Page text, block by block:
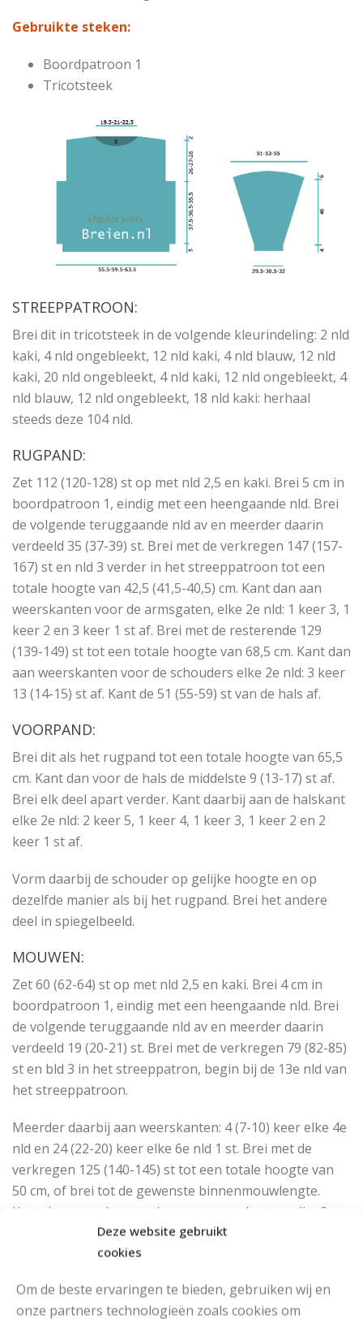
Deze website gebruikt
cookies
Om de beste ervaringen te bieden, gebruiken wij en
onze partners technologieën zoals cookies om
Gebruikte steken:
Boordpatroon 1
Tricotsteek
STREEPPATROON:
Brei dit in tricotsteek in de volgende kleurindeling: 2 nld
kaki, 4 nld ongebleekt, 12 nld kaki, 4 nld blauw, 12 nld
kaki, 20 nld ongebleekt, 4 nld kaki, 12 nld ongebleekt, 4
nld blauw, 12 nld ongebleekt, 18 nld kaki: herhaal
steeds deze 104 nld.
RUGPAND:
Zet 112 (120-128) st op met nld 2,5 en kaki. Brei 5 cm in
boordpatroon 1, eindig met een heengaande nld. Brei
de volgende teruggaande nld av en meerder daarin
verdeeld 35 (37-39) st. Brei met de verkregen 147 (157-
167) st en nld 3 verder in het streeppatroon tot een
totale hoogte van 42,5 (41,5-40,5) cm. Kant dan aan
weerskanten voor de armsgaten, elke 2e nld: 1 keer 3, 1
keer 2 en 3 keer 1 st af. Brei met de resterende 129
(139-149) st tot een totale hoogte van 68,5 cm. Kant dan
aan weerskanten voor de schouders elke 2e nld: 3 keer
13 (14-15) st af. Kant de 51 (55-59) st van de hals af.
VOORPAND:
Brei dit als het rugpand tot een totale hoogte van 65,5
cm. Kant dan voor de hals de middelste 9 (13-17) st af.
Brei elk deel apart verder. Kant daarbij aan de halskant
elke 2e nld: 2 keer 5, 1 keer 4, 1 keer 3, 1 keer 2 en 2
keer 1 st af.
Vorm daarbij de schouder op gelijke hoogte en op
dezelfde manier als bij het rugpand. Brei het andere
deel in spiegelbeeld.
MOUWEN:
Zet 60 (62-64) st op met nld 2,5 en kaki. Brei 4 cm in
boordpatroon 1, eindig met een heengaande nld. Brei
de volgende teruggaande nld av en meerder daarin
verdeeld 19 (20-21) st. Brei met de verkregen 79 (82-85)
st en bld 3 in het streeppatron, begin bij de 13e nld van
het streeppatroon.
Meerder daarbij aan weerskanten: 4 (7-10) keer elke 4e
nld en 24 (22-20) keer elke 6e nld 1 st. Brei met de
verkregen 125 (140-145) st tot een totale hoogte van
50 cm, of brei tot de gewenste binnenmouwlengte.
Kant dan voor de mouwkop aan weerskanten elke 2e
nld: 4 keer 3, 3 keer 4, 1 keer 6, 2 (1-1) keer 8 en 1 (2-2)
keer 10 (10-11) st af. Kant de resterende 23 (24-25) st
AFWERKING: